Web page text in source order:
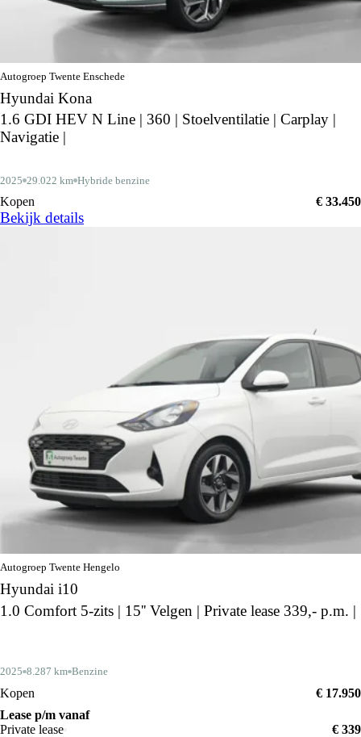
Autogroep Twente Enschede
Hyundai Kona
1.6 GDI HEV N Line | 360 | Stoelventilatie | Carplay |
Navigatie |
2025 29.022 km Hybride benzine
Kopen € 33.450
Bekijk details
Autogroep Twente Hengelo
Hyundai i10
1.0 Comfort 5-zits | 15'' Velgen | Private lease 339,- p.m. |
2025 8.287 km Benzine
Kopen
€ 17.950
Lease p/m vanaf
Private lease
€ 339